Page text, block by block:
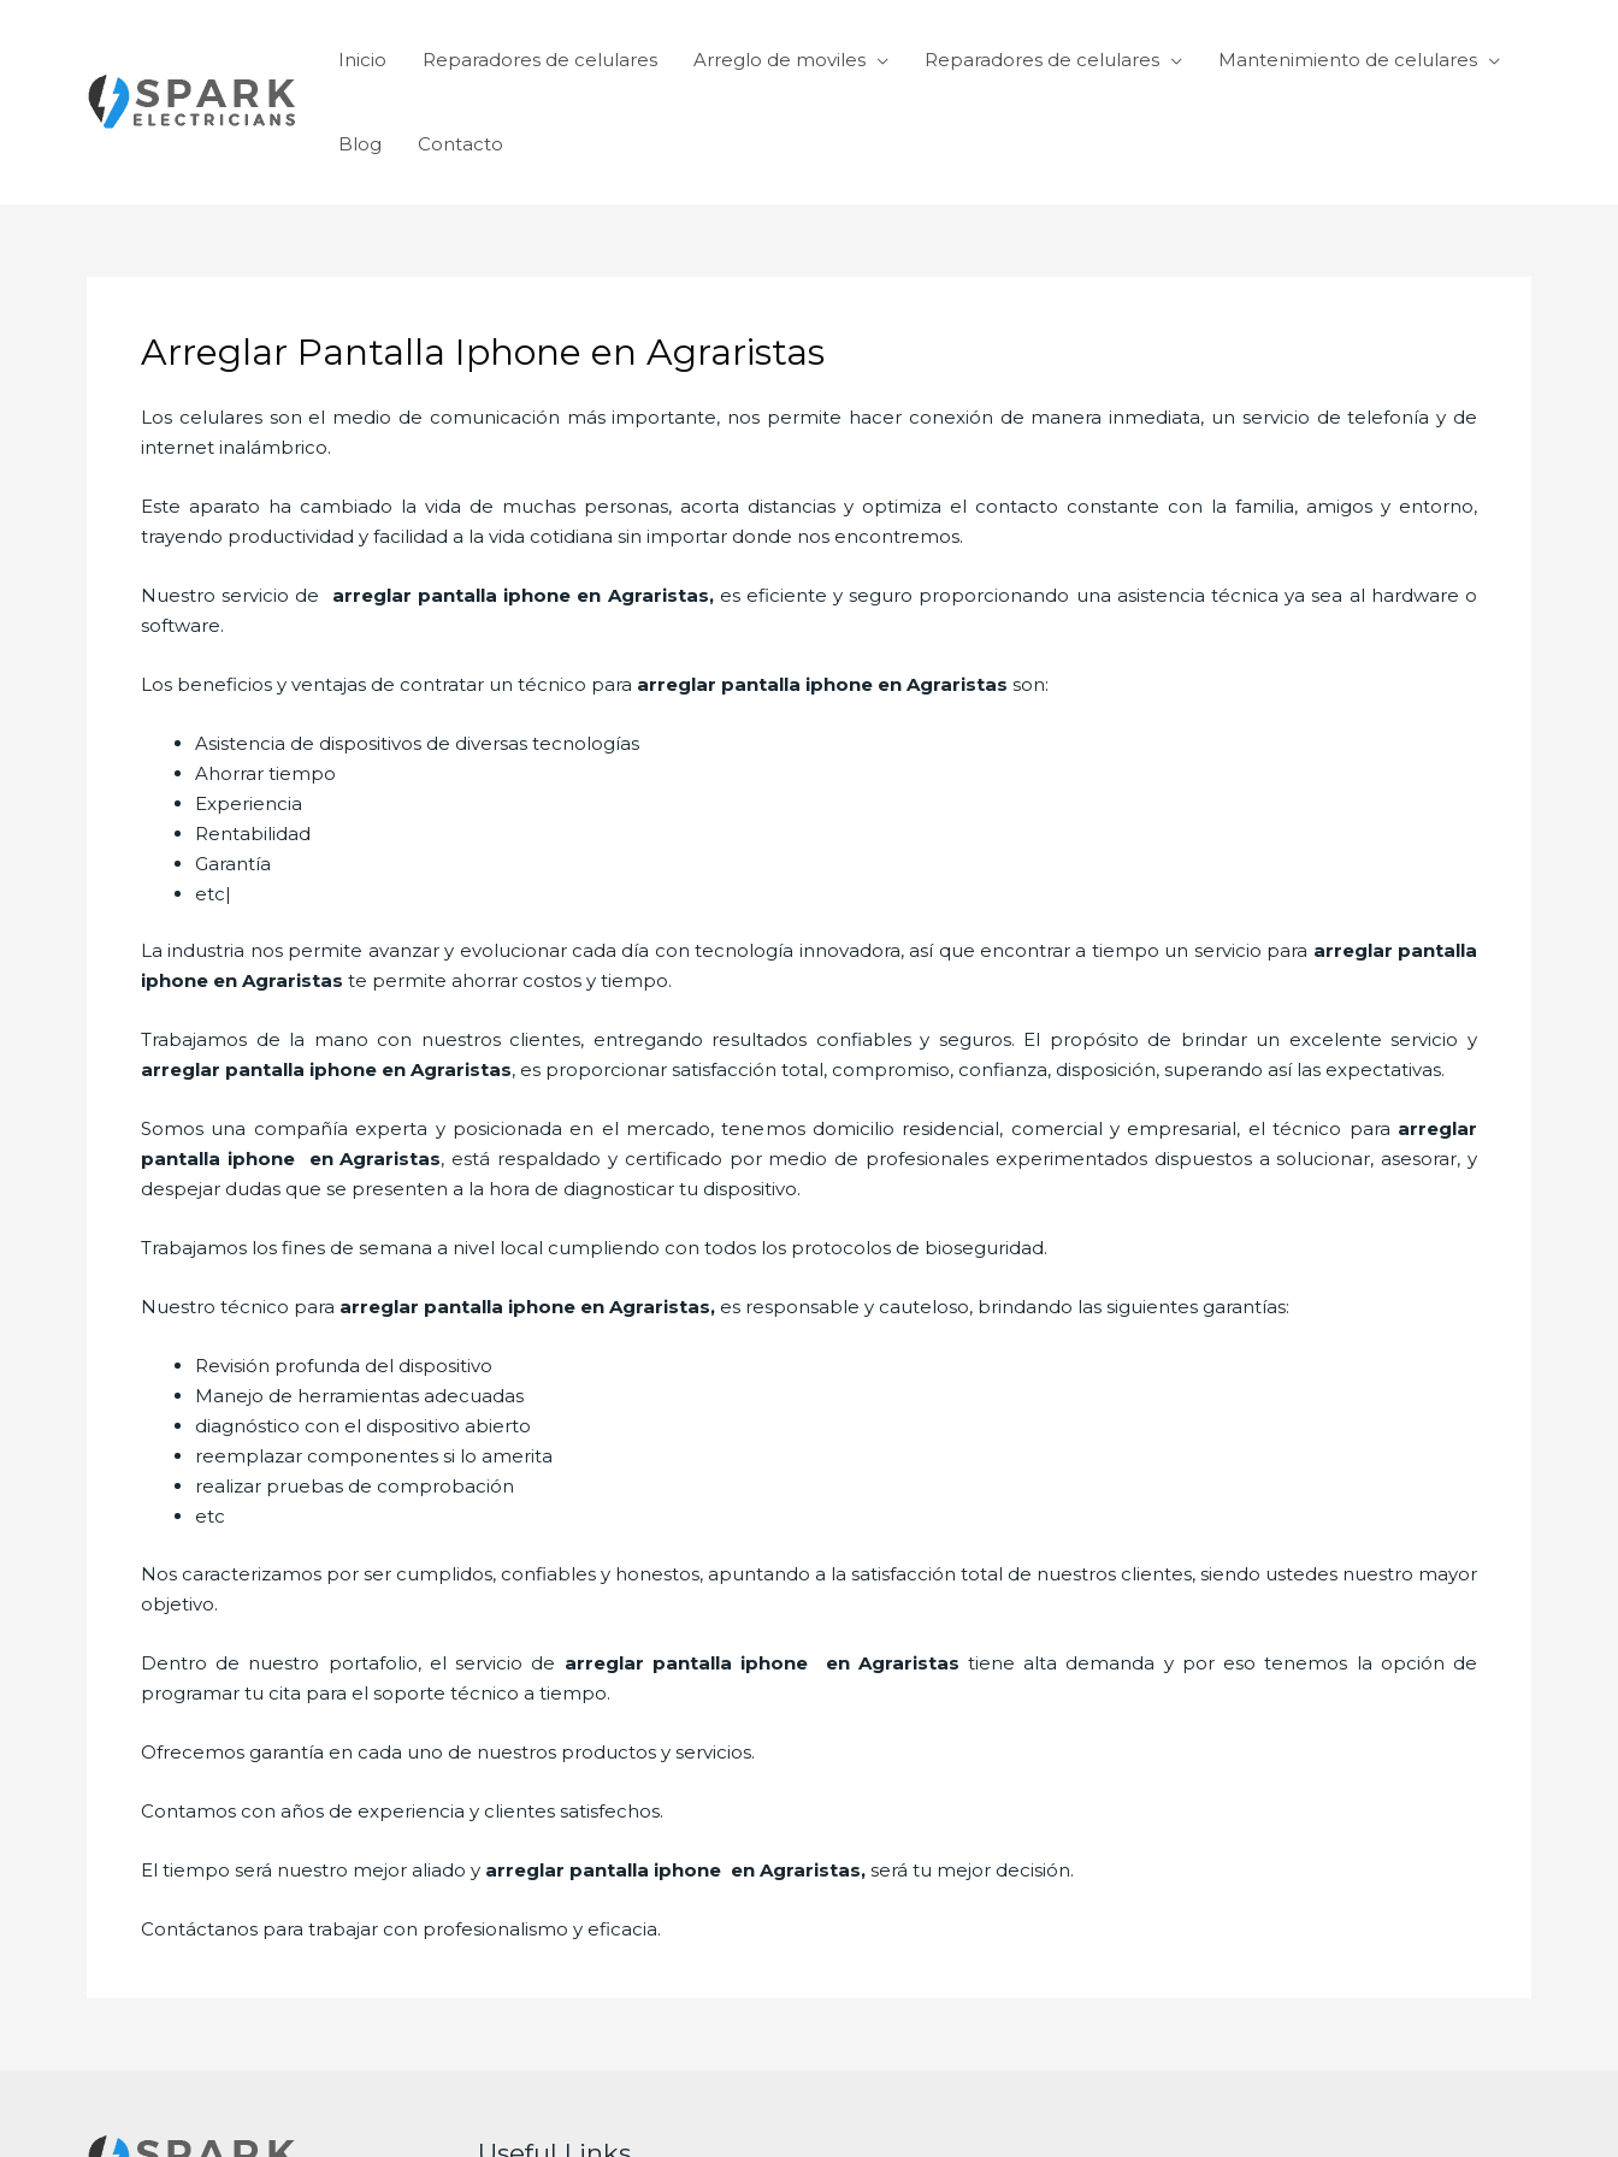
Inicio Reparadores de celulares Arreglo de moviles Reparadores de celulares Mantenimiento de celulares
Blog Contacto
Arreglar Pantalla Iphone en Agraristas
Los celulares son el medio de comunicación más importante, nos permite hacer conexión de manera inmediata, un servicio de telefonía y de
internet inalámbrico.
Este aparato ha cambiado la vida de muchas personas, acorta distancias y optimiza el contacto constante con la familia, amigos y entorno,
trayendo productividad y facilidad a la vida cotidiana sin importar donde nos encontremos.
Nuestro servicio de arreglar pantalla iphone en Agraristas,es eficiente y seguro proporcionando una asistencia técnica ya sea al hardware o
software.
Los beneficios y ventajas de contratar un técnico para arreglar pantalla iphone en Agraristas son:
Asistencia de dispositivos de diversas tecnologías
Ahorrar tiempo
Experiencia
Rentabilidad
Garantía
etc|
La industria nos permite avanzar y evolucionar cada día con tecnología innovadora, así que encontrar a tiempo un servicio para arreglar pantalla
iphone en Agraristas te permite ahorrar costos y tiempo.
Trabajamos de la mano con nuestros clientes, entregando resultados confiables y seguros. El propósito de brindar un excelente servicio y
arreglar pantalla iphone en Agraristas, es proporcionar satisfacción total, compromiso, confianza, disposición, superando así las expectativas.
Somos una compañía experta y posicionada en el mercado, tenemos domicilio residencial, comercial y empresarial, el técnico para arreglar
pantalla iphone en Agraristas, está respaldado y certificado por medio de profesionales experimentados dispuestos a solucionar, asesorar, y
despejar dudas que se presenten a la hora de diagnosticar tu dispositivo.
Trabajamos los fines de semana a nivel local cumpliendo con todos los protocolos de bioseguridad.
Nuestro técnico para arreglar pantalla iphone en Agraristas, es responsable y cauteloso, brindando las siguientes garantías:
Revisión profunda del dispositivo
Manejo de herramientas adecuadas
diagnóstico con el dispositivo abierto
reemplazar componentes si lo amerita
realizar pruebas de comprobación
etc
Nos caracterizamos por ser cumplidos, confiables y honestos, apuntando a la satisfacción total de nuestros clientes, siendo ustedes nuestro mayor
objetivo.
Dentro de nuestro portafolio, el servicio de arreglar pantalla iphone en Agraristas tiene alta demanda y por eso tenemos la opción de
programar tu cita para el soporte técnico a tiempo.
Ofrecemos garantía en cada uno de nuestros productos y servicios.
Contamos con años de experiencia y clientes satisfechos.
El tiempo será nuestro mejor aliado y arreglar pantalla iphone en Agraristas, será tu mejor decisión.
Contáctanos para trabajar con profesionalismo y eficacia.